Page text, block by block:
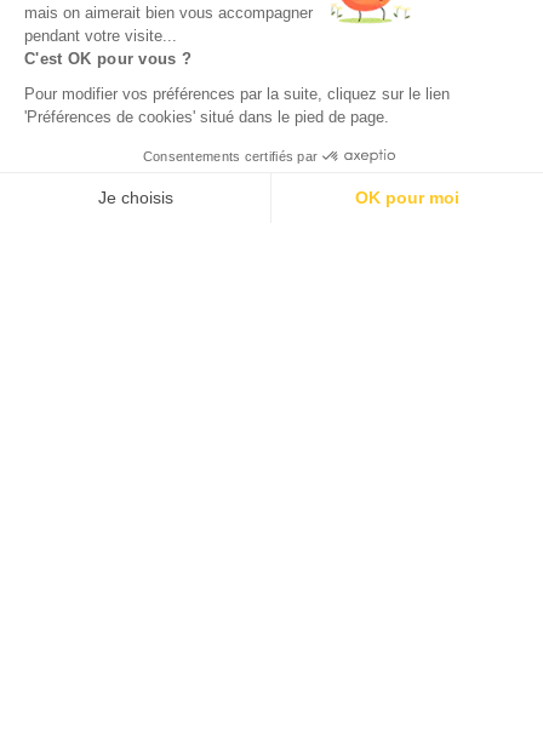
mais on aimerait bien vous accompagner
pendant votre visite...
C'est OK pour vous ?
Pour modifier vos préférences par la suite, cliquez sur le lien
'Préférences de cookies' situé dans le pied de page.
Consentements certifiés par
Je choisis OK pour moi